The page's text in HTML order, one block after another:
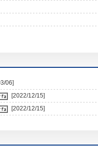
06]
[2022/12/15]
[2022/12/15]